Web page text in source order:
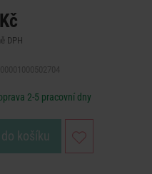
DPH
2-5 pracovní dny
košíku